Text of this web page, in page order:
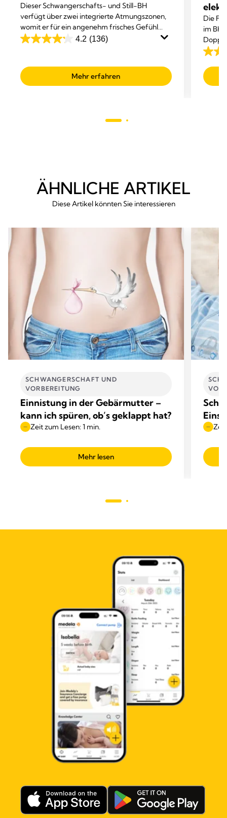
Dieser Schwangerschafts- und Still-BH
verfügt über zwei integrierte Atmungszonen,
womit er für ein angenehm frisches Gefühl
sorgt.
4.2 (136)
4.2
of
5
Mehr erfahren
Die
im BH
4.1
out
of
ÄHNLICHE ARTIKEL
Diese Artikel könnten Sie interessieren
SCHWANGERSCHAFT UND
VORBEREITUNG
Einnistung in der Gebärmutter –
kann ich spüren, ob’s geklappt hat?
Zeit zum Lesen: 1 min.
Mehr lesen
Zeit